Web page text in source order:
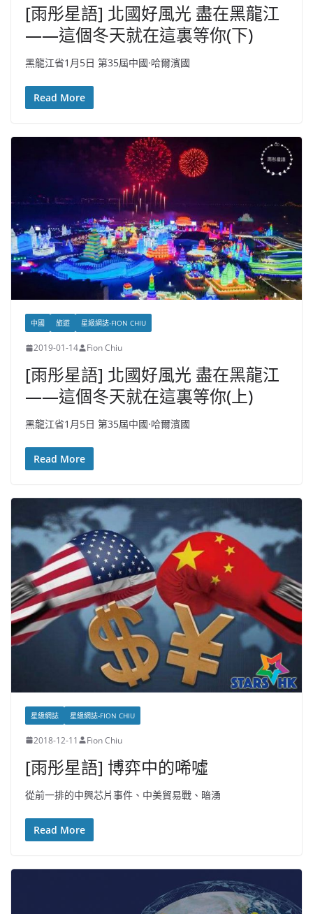
[雨彤星語] 北國好風光 盡在黑龍江
——這個冬天就在這裏等你(下)
黑龍江省1月5日 第35屆中國·哈爾濱國
Read More
中國 旅遊 星級網誌-FION CHIU
2019-01-14 Fion Chiu
[雨彤星語] 北國好風光 盡在黑龍江
——這個冬天就在這裏等你(上)
黑龍江省1月5日 第35屆中國·哈爾濱國
Read More
星級網誌 星級網誌-FION CHIU
2018-12-11 Fion Chiu
[雨彤星語] 博弈中的唏噓
從前一排的中興芯片事件、中美貿易戰、暗湧
Read More